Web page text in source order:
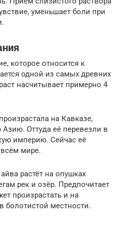
уменьшает боли при
которое относится к
одной из самых древних
насчитывает примерно 4
на Кавказе,
Оттуда её перевезли в
империю. Сейчас её
всём мире.
растёт на опушках
рек и озёр. Предпочитает
произрастать и на
болотистой местности.